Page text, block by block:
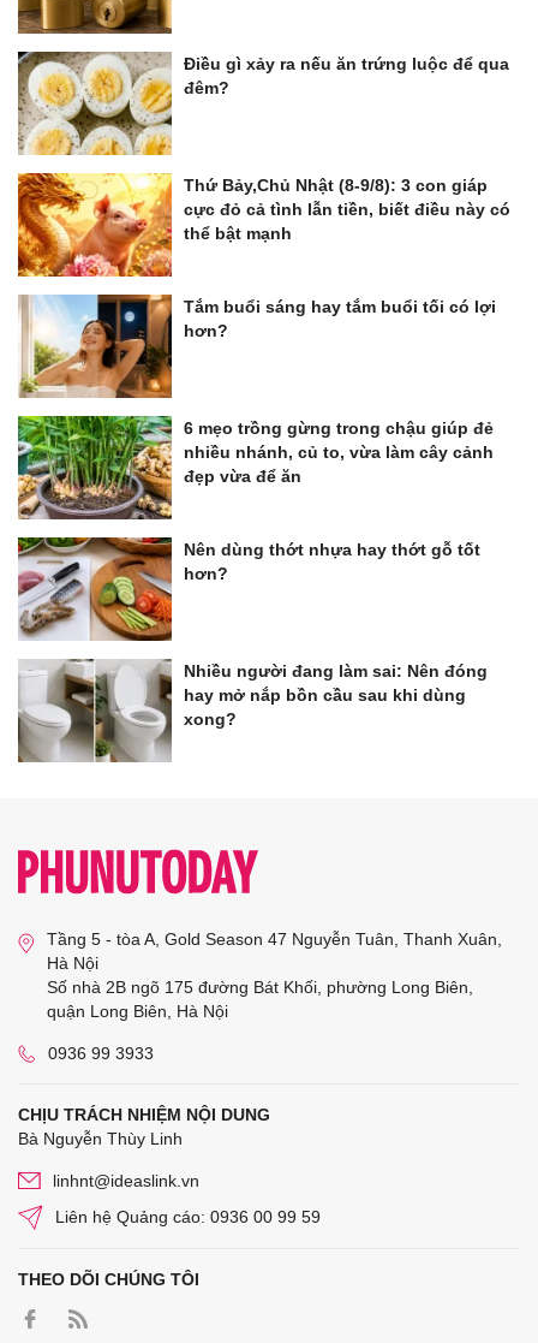
Điều gì xảy ra nếu ăn trứng luộc để qua
đêm?
Thứ Bảy,Chủ Nhật (8-9/8): 3 con giáp
cực đỏ cả tình lẫn tiền, biết điều này có
thể bật mạnh
Tắm buổi sáng hay tắm buổi tối có lợi
hơn?
6 mẹo trồng gừng trong chậu giúp đẻ
nhiều nhánh, củ to, vừa làm cây cảnh
đẹp vừa để ăn
Nên dùng thớt nhựa hay thớt gỗ tốt
hơn?
Nhiều người đang làm sai: Nên đóng
hay mở nắp bồn cầu sau khi dùng
xong?
Tầng 5 - tòa A, Gold Season 47 Nguyễn Tuân, Thanh Xuân,
Hà Nội
Số nhà 2B ngõ 175 đường Bát Khối, phường Long Biên,
quận Long Biên, Hà Nội
0936 99 3933
CHỊU TRÁCH NHIỆM NỘI DUNG
Bà Nguyễn Thùy Linh
linhnt@ideaslink.vn
Liên hệ Quảng cáo: 0936 00 99 59
THEO DÕI CHÚNG TÔI